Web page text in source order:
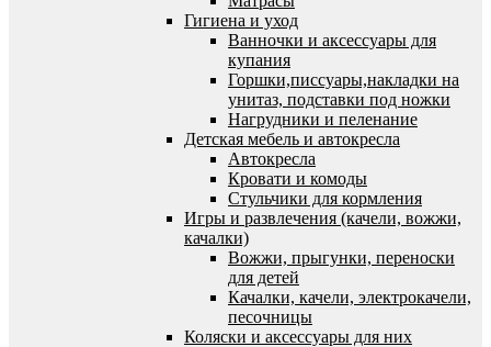
Гигиена и уход
Ванночки и аксессуары для
купания
Горшки,писсуары,накладки на
унитаз, подставки под ножки
Нагрудники и пеленание
Детская мебель и автокресла
Автокресла
Кровати и комоды
Стульчики для кормления
Игры и развлечения (качели, вожжи,
качалки)
Вожжи, прыгунки, переноски
для детей
Качалки, качели, электрокачели,
песочницы
Коляски и аксессуары для них